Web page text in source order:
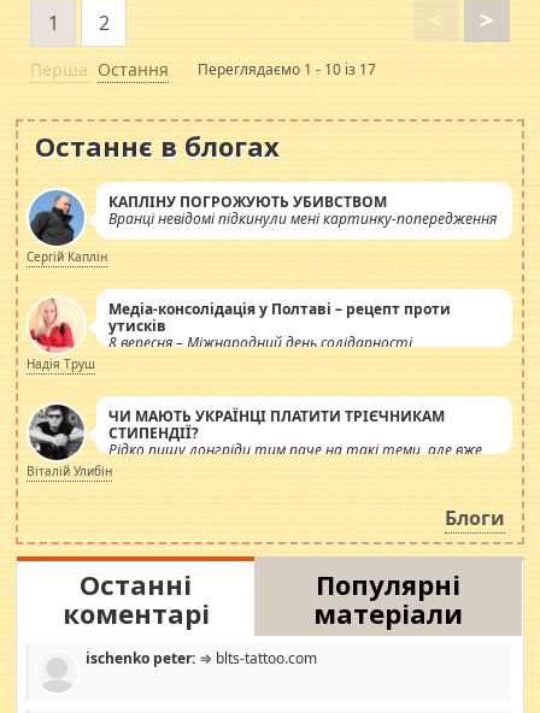
Перша
<
1 2 >
Остання Переглядаємо 1 - 10 із 17
Останнє в блогах
КАПЛІНУ ПОГРОЖУЮТЬ УБИВСТВОМ
Вранці невідомі підкинули мені картинку-попередження
Сергій Каплін
Медіа-консолідація у Полтаві – рецепт проти
утисків
8 вересня – Міжнародний день солідарності
журналістів.
Надія Труш
ЧИ МАЮТЬ УКРАЇНЦІ ПЛАТИТИ ТРІЄЧНИКАМ
СТИПЕНДІЇ?
Рідко пишу лонгріди тим паче на такі теми, але вже
просто дістало! Обурюють сьогоднішні інсенуації
навколо стипендіального питання. Штучно
роздувається ще одна соціальна катастрофа.
Віталій Улибін
Блоги
Останні
коментарі
Популярні
матеріали
ischenko peter: ⇒ blts-tattoo.com